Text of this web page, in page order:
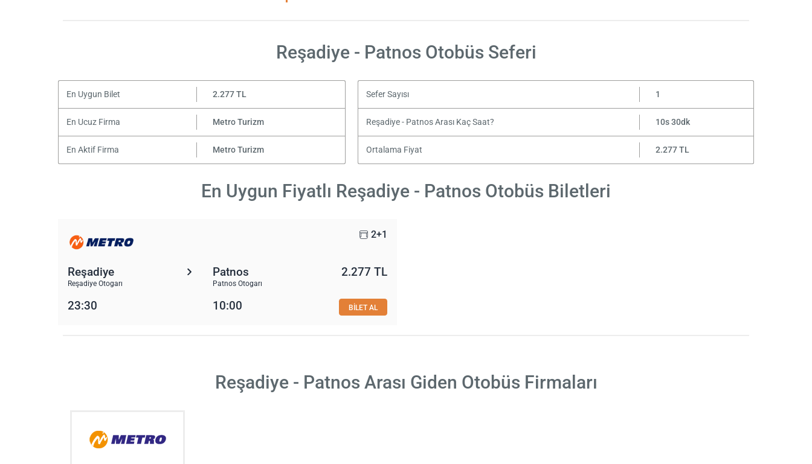
Reşadiye - Patnos Otobüs Seferi
En Uygun Bilet 2.277 TL Sefer Sayısı 1
En Ucuz Firma Metro Turizm Reşadiye - Patnos Arası Kaç Saat? 10s 30dk
En Aktif Firma Metro Turizm Ortalama Fiyat 2.277 TL
En Uygun Fiyatlı Reşadiye - Patnos Otobüs Biletleri
2+1
Reşadiye
Reşadiye Otogarı
Patnos
Patnos Otogarı
2.277 TL
23:30 10:00 BİLET AL
Reşadiye - Patnos Arası Giden Otobüs Firmaları